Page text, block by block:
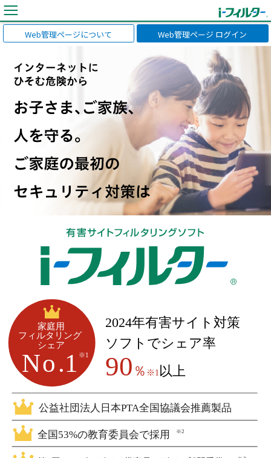
Web管理ページについて Web管理ページ ログイン
2024年有害サイト対策
ソフトでシェア率
90 ％ ※1以上
公益社団法人日本PTA全国協議会推薦製品
全国53%の教育委員会で採用 ※2
※1
No.1
家庭用
フィルタリング
シェア